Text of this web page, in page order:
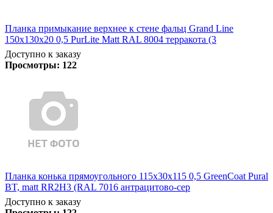
Планка примыкание верхнее к стене фальц Grand Line
150х130х20 0,5 PurLite Matt RAL 8004 терракота (3
Доступно к заказу
Просмотры: 122
Планка конька прямоугольного 115х30х115 0,5 GreenCoat Pural
BT, matt RR2Н3 (RAL 7016 антрацитово-сер
Доступно к заказу